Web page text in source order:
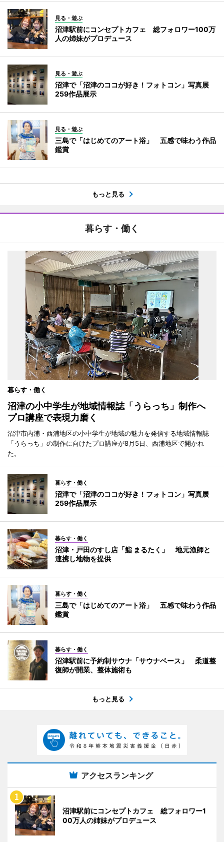
見る・遊ぶ
沼津駅前にコンセプトカフェ 総フォロワー100万
人の姉妹がプロデュース
見る・遊ぶ
沼津で「沼津のココが好き！フォトコン」写真展
259作品展示
見る・遊ぶ
三島で「はじめてのアート浴」 五感で味わう作品
鑑賞
もっと見る
暮らす・働く
暮らす・働く
沼津の小中学生が地域情報誌「うらっち」制作へ
プロ講座で表現力磨く
沼津市内浦・西浦地区の小中学生が地域の魅力を発信する地域情報誌
「うらっち」の制作に向けたプロ講座が8月5日、西浦地区で開かれ
た。
暮らす・働く
沼津で「沼津のココが好き！フォトコン」写真展
259作品展示
暮らす・働く
沼津・戸田のすし店「鮨 まるたく」 地元漁師と
連携し地物を提供
暮らす・働く
三島で「はじめてのアート浴」 五感で味わう作品
鑑賞
暮らす・働く
沼津駅前に予約制サウナ「サウナベース」 柔道整
復師が開業、整体施術も
もっと見る
アクセスランキング
沼津駅前にコンセプトカフェ 総フォロワー1
00万人の姉妹がプロデュース